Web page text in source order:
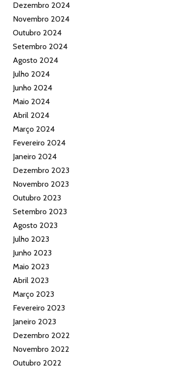
Dezembro 2024
Novembro 2024
Outubro 2024
Setembro 2024
Agosto 2024
Julho 2024
Junho 2024
Maio 2024
Abril 2024
Março 2024
Fevereiro 2024
Janeiro 2024
Dezembro 2023
Novembro 2023
Outubro 2023
Setembro 2023
Agosto 2023
Julho 2023
Junho 2023
Maio 2023
Abril 2023
Março 2023
Fevereiro 2023
Janeiro 2023
Dezembro 2022
Novembro 2022
Outubro 2022